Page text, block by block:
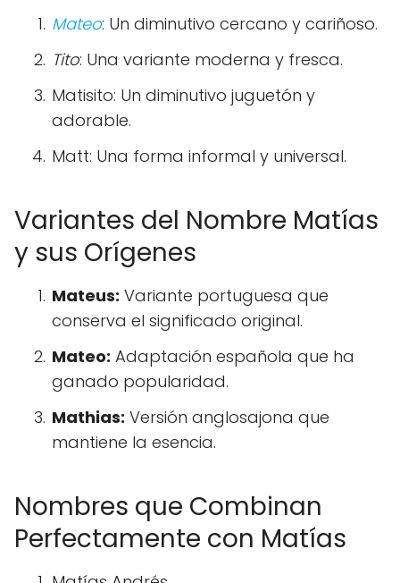
Mateo: Un diminutivo cercano y cariñoso.
Tito: Una variante moderna y fresca.
Matisito: Un diminutivo juguetón y
adorable.
Matt: Una forma informal y universal.
Variantes del Nombre Matías
y sus Orígenes
Mateus: Variante portuguesa que
conserva el significado original.
Mateo: Adaptación española que ha
ganado popularidad.
Mathias: Versión anglosajona que
mantiene la esencia.
Nombres que Combinan
Perfectamente con Matías